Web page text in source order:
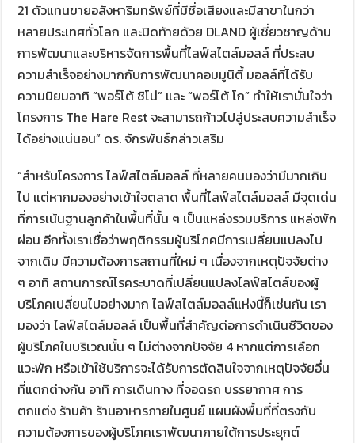
21 ตัวแทนขายอสังหาริมทรัพย์ที่มีชื่อเสียงและมีสาขาในกว่า
หลายประเทศทั่วโลก และปิดท้ายด้วย DLAND ผู้เชี่ยวชาญด้าน
การพัฒนาและบริหารจัดการพื้นที่ไลฟ์สไตล์มอลล์ ที่ประสบ
ความสำเร็จอย่างมากกับการพัฒนาคอมมูนิตี้ มอลล์ที่ได้รับ
ความนิยมอาทิ “พอร์โต้ ชิโน่” และ “พอร์โต้ โก” ทำให้เรามั่นใจว่า
โครงการ The Hare Rest จะสามารถก้าวไปสู่ประสบความสำเร็จ
ได้อย่างแน่นอน” ดร. จักรพันธ์กล่าวเสริม
“สำหรับโครงการ ไลฟ์สไตล์มอลล์ ที่หลายคนมองว่ามีมากเกิน
ไป แต่หากมองอย่างเข้าใจตลาด พื้นที่ไลฟ์สไตล์มอลล์ มีจุดเด่น
ที่การเน้นฐานลูกค้าในพื้นที่นั้น ๆ เป็นแหล่งรวมบริการ แหล่งพัก
ผ่อน อีกทั้งเราเชื่อว่าพฤติกรรมผู้บริโภคมีการเปลี่ยนแปลงไป
จากเดิม มีความต้องการสถานที่ใหม่ ๆ เนื่องจากเหตุปัจจัยต่าง
ๆ อาทิ สถานการณ์โรคระบาดที่เปลี่ยนแปลงไลฟ์สไตล์ของผู้
บริโภคเปลี่ยนไปอย่างมาก ไลฟ์สไตล์มอลล์แห่งนี้ก็เช่นกัน เรา
มองว่า ไลฟ์สไตล์มอลล์ เป็นพื้นที่สำคัญต่อการดำเนินชีวิตของ
ผู้บริโภคในบริเวณนั้น ๆ ไม่ต่างจากปัจจัย 4 หากแต่การเลือก
แวะพัก หรือเข้าใช้บริการจะได้รับการตัดสินใจจากเหตุปัจจัยอื่น
ที่แตกต่างกัน อาทิ การเดินทาง ที่จอดรถ บรรยากาศ การ
ตกแต่ง ร้านค้า ร้านอาหารภายในศูนย์ แผนผังพื้นที่ที่ตรงกับ
ความต้องการของผู้บริโภคเราพัฒนาภายใต้การประยุกต์